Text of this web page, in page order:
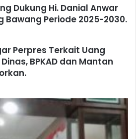
Dukung Hi. Danial Anwar
Bawang Periode 2025-2030.
Perpres Terkait Uang
BPKAD dan Mantan